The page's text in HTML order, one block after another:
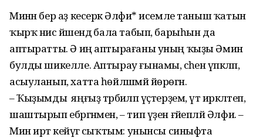
Минән бер аҙ кесерәк Әлфиә* исемле таныш ҡатын
ҡырҡ нисә йәшендә бала табып, барыһын да
аптыратты. Ә иң аптырағаны уның ҡыҙы Әминә
булды шикелле. Аптырау ғынамы, әсәһенә үпкәләп,
асыуланып, хатта һөйләшмәй йөрөгән.
– Ҡыҙымды яңғыҙ тәрбиәләп үҫтер­ҙем, үтә иркәләтеп,
шаштырып ебәргән­мен, – тип үҙен ғәйепләй Әлфиә. –
Мин иртә кейәүгә сыҡтым: унынсы синыфта